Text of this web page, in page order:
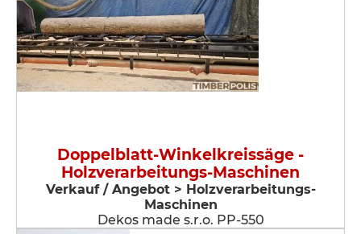
Doppelblatt-Winkelkreissäge -
Holzverarbeitungs-Maschinen
Verkauf / Angebot > Holzverarbeitungs-
Maschinen
Dekos made s.r.o. PP-550